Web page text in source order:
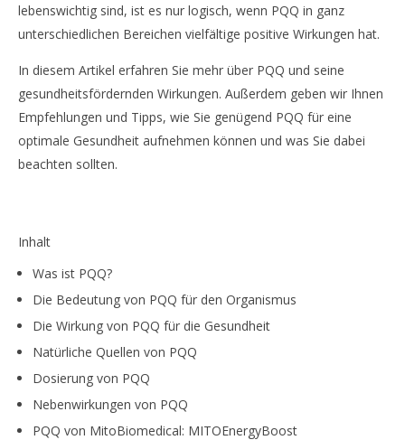
NOW VIEWING
PQQ – mehr Energie für die Kraftwerke der Zellen
7.
2019
Dr.
Rainer
Mutschler
lebenswichtig sind, ist es nur logisch, wenn PQQ in ganz
unterschiedlichen Bereichen vielfältige positive Wirkungen hat.
In diesem Artikel erfahren Sie mehr über PQQ und seine
gesundheitsfördernden Wirkungen. Außerdem geben wir Ihnen
Empfehlungen und Tipps, wie Sie genügend PQQ für eine
optimale Gesundheit aufnehmen können und was Sie dabei
beachten sollten.
Inhalt
Was ist PQQ?
Die Bedeutung von PQQ für den Organismus
Die Wirkung von PQQ für die Gesundheit
Natürliche Quellen von PQQ
Dosierung von PQQ
Nebenwirkungen von PQQ
PQQ von MitoBiomedical: MITOEnergyBoost